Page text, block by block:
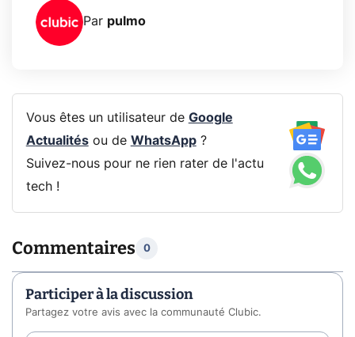
Par pulmo
Vous êtes un utilisateur de Google
Actualitésou de WhatsApp?
Suivez-nous pour ne rien rater de l'actu
tech !
Commentaires 0
Participer à la discussion
Partagez votre avis avec la communauté Clubic.